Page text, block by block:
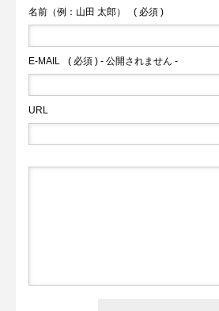
名前（例：山田 太郎） ( 必須 )
E-MAIL ( 必須 ) - 公開されません -
URL